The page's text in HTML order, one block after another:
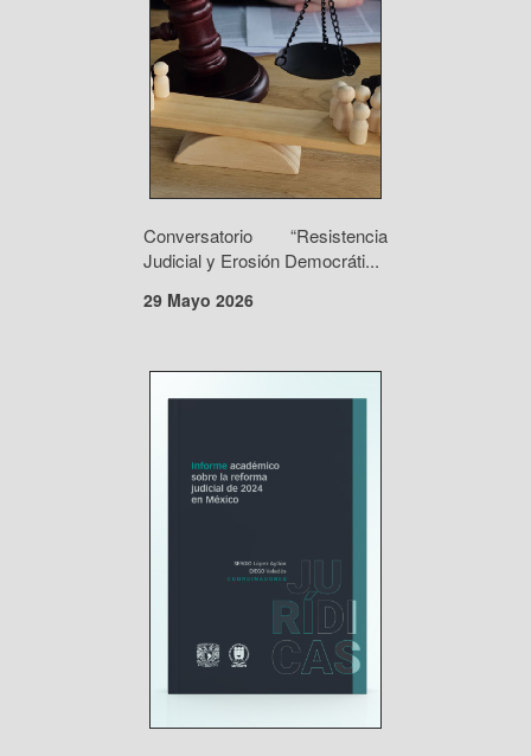
Conversatorio “Resistencia
Judicial y Erosión Democráti...
29 Mayo 2026